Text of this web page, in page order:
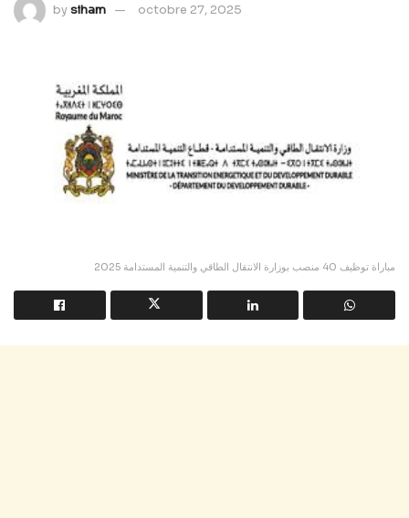
bysiham octobre 27, 2025
مباراة توظيف 40 منصب بوزارة الانتقال الطاقي والتنمية المستدامة 2025